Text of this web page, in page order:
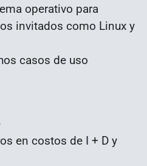
operativo para
invitados como Linux y
casos de uso
en costos de I + D y